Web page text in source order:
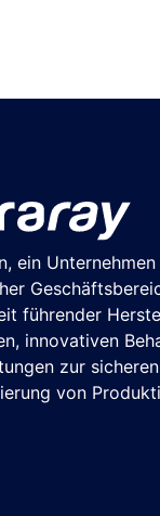
ein
führender
innovativen
zur
von